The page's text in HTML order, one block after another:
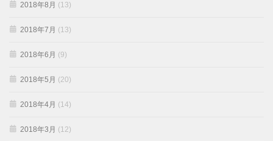
2018年8月 (13)
2018年7月 (13)
2018年6月 (9)
2018年5月 (20)
2018年4月 (14)
2018年3月 (12)